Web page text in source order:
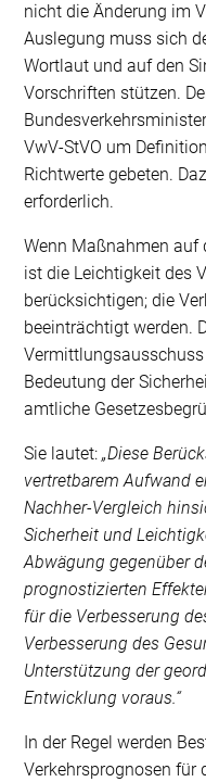
nicht die Änderung im
Auslegung muss sich
Wortlaut und auf den
Vorschriften stützen.
VwV-StVO um
Richtwerte gebeten.
erforderlich.
Wenn Maßnahmen auf
ist die Leichtigkeit des
berücksichtigen; die
beeinträchtigt werden.
Bedeutung der
amtliche
Sie lautet:„Diese
vertretbarem Aufwand
Nachher-Vergleich
Sicherheit und
Abwägung gegenüber
prognostizierten
für die Verbesserung
Verbesserung des
Unterstützung der
Entwicklung voraus.“
In der Regel werden
Verkehrsprognosen für